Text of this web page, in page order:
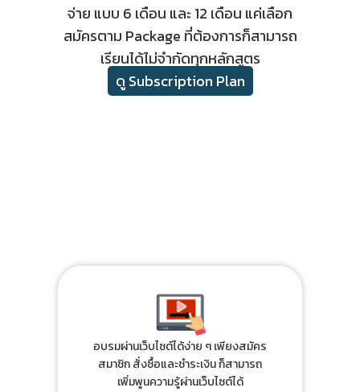
จ่าย แบบ 6 เดือน และ 12 เดือน แค่เลือก
สมัครตาม Package ที่ต้องการก็สามารถ
เรียนได้ไม่จำกัดทุกหลักสูตร
ดู Subscription Plan
อบรมผ่านเว็บไซต์ได้ง่าย ๆ เพียงสมัคร
สมาชิก สั่งซื้อและชำระเงิน ก็สามารถ
เพิ่มพูนความรู้ผ่านเว็บไซต์ได้